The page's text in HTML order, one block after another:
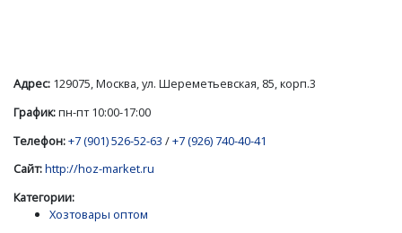
Адрес: 129075, Москва, ул. Шереметьевская, 85, корп.3
График:пн-пт 10:00-17:00
Телефон:+7 (901) 526-52-63 /+7 (926) 740-40-41
Сайт:http://hoz-market.ru
Категории:
Хозтовары оптом